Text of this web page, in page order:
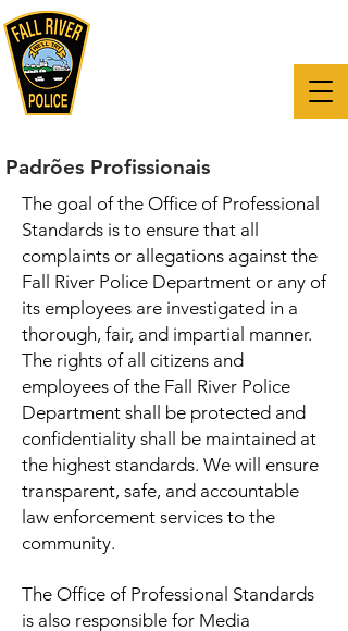
Padrões Profissionais
The goal of the Office of Professional
Standards is to ensure that all
complaints or allegations against the
Fall River Police Department or any of
its employees are investigated in a
thorough, fair, and impartial manner.
The rights of all citizens and
employees of the Fall River Police
Department shall be protected and
confidentiality shall be maintained at
the highest standards. We will ensure
transparent, safe, and accountable
law enforcement services to the
community.
The Office of Professional Standards
is also responsible for Media